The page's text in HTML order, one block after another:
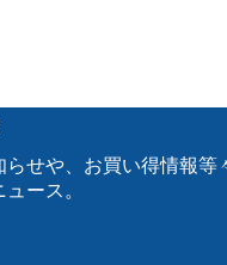
せや、お買い得情報等
ース。